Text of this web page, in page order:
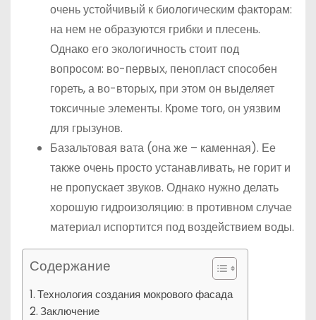
очень устойчивый к биологическим факторам:
на нем не образуются грибки и плесень.
Однако его экологичность стоит под
вопросом: во-первых, пенопласт способен
гореть, а во-вторых, при этом он выделяет
токсичные элементы. Кроме того, он уязвим
для грызунов.
Базальтовая вата (она же – каменная). Ее
также очень просто устанавливать, не горит и
не пропускает звуков. Однако нужно делать
хорошую гидроизоляцию: в противном случае
материал испортится под воздействием воды.
Содержание
Технология создания мокрового фасада
Заключение